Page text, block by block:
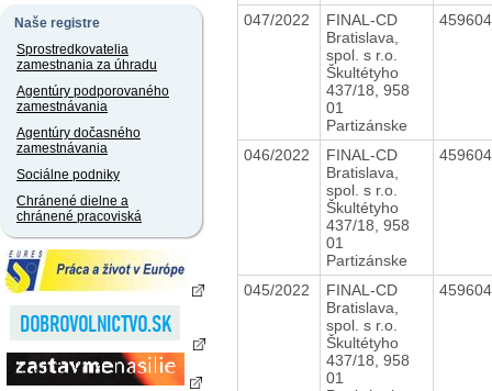
Naše registre
Sprostredkovatelia
zamestnania za úhradu
Agentúry podporovaného
zamestnávania
Agentúry dočasného
zamestnávania
Sociálne podniky
Chránené dielne a
chránené pracoviská
047/2022
FINAL-CD
Bratislava,
spol. s r.o.
Škultétyho
437/18, 958
01
Partizánske
046/2022
FINAL-CD
Bratislava,
spol. s r.o.
Škultétyho
437/18, 958
01
Partizánske
045/2022
FINAL-CD
Bratislava,
spol. s r.o.
Škultétyho
437/18, 958
01